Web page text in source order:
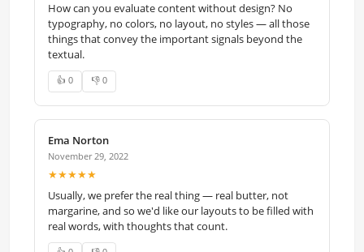
How can you evaluate content without design? No
typography, no colors, no layout, no styles — all those
things that convey the important signals beyond the
textual.
👍 0 👎 0
Ema Norton
November 29, 2022
★★★★★
Usually, we prefer the real thing — real butter, not
margarine, and so we'd like our layouts to be filled with
real words, with thoughts that count.